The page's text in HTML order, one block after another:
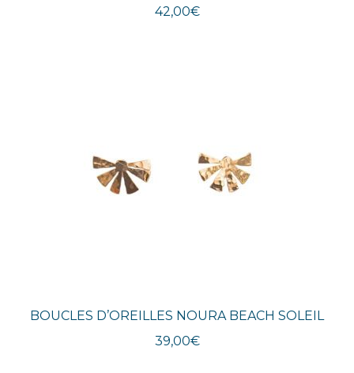
42,00€
BOUCLES D’OREILLES NOURA BEACH SOLEIL
39,00€